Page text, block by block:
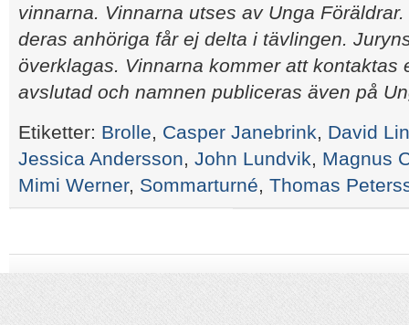
vinnarna. Vinnarna utses av Unga
deras anhöriga får ej delta i tävlingen.
överklagas. Vinnarna kommer att kontaktas
avslutad och namnen publiceras även på
Etiketter: Brolle, Casper Janebrink, David
Jessica Andersson, John Lundvik, Magnus
Mimi Werner, Sommarturné, Thomas